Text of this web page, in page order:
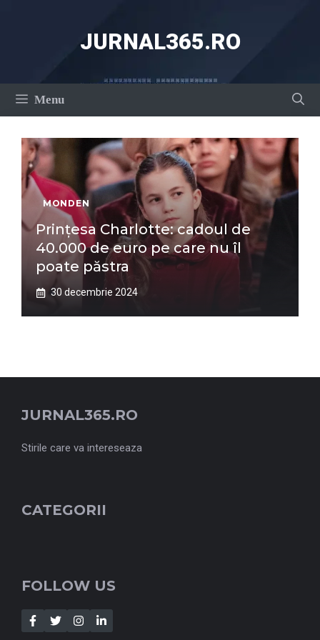
JURNAL365.RO
Menu
MONDEN
Prințesa Charlotte: cadoul de
40.000 de euro pe care nu îl
poate păstra
30 decembrie 2024
JURNAL365.RO
Stirile care va intereseaza
CATEGORII
FOLLOW US